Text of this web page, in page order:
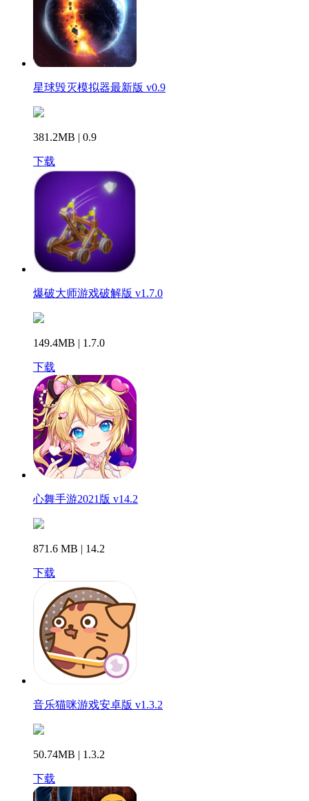
星球毁灭模拟器最新版 v0.9
381.2MB | 0.9
下载
爆破大师游戏破解版 v1.7.0
149.4MB | 1.7.0
下载
心舞手游2021版 v14.2
871.6 MB | 14.2
下载
音乐猫咪游戏安卓版 v1.3.2
50.74MB | 1.3.2
下载